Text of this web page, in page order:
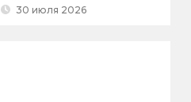
30 июля 2026